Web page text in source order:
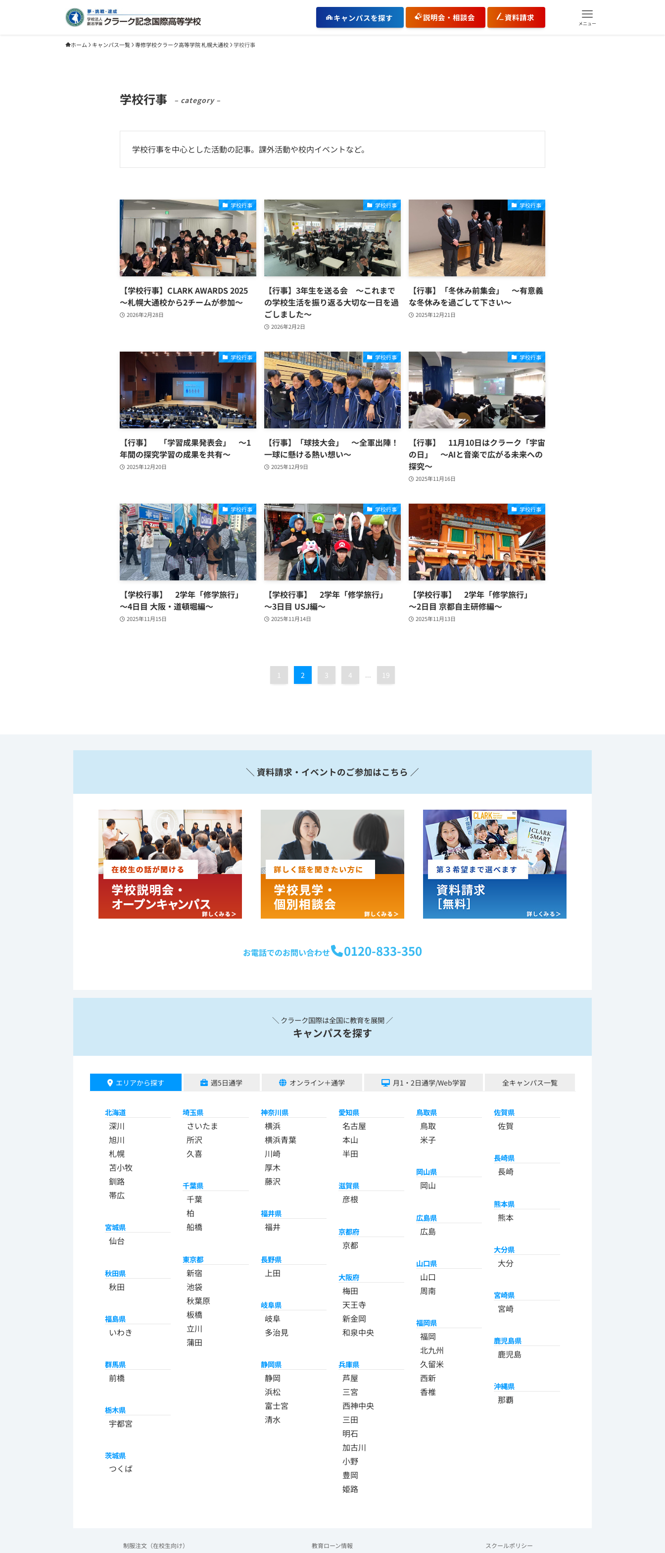
キャンパスを探す 説明会・相談会 資料請求
メニュー
ホーム キャンパス一覧 専修学校クラーク高等学院 札幌大通校 学校行事
学校行事 – category –
学校行事を中心とした活動の記事。課外活動や校内イベントなど。
学校行事
【学校行事】CLARK AWARDS 2025
～札幌大通校から2チームが参加～
2026年2月28日
学校行事
【行事】3年生を送る会 ～これまで
の学校生活を振り返る大切な一日を過
ごしました～
2026年2月2日
学校行事
【行事】「冬休み前集会」 ～有意義
な冬休みを過ごして下さい～
2025年12月21日
学校行事
【行事】 「学習成果発表会」 ～1
年間の探究学習の成果を共有～
2025年12月20日
学校行事
【行事】「球技大会」 ～全軍出陣！
一球に懸ける熱い想い～
2025年12月9日
学校行事
【行事】 11月10日はクラーク「宇宙
の日」 ～AIと音楽で広がる未来への
探究～
2025年11月16日
学校行事
【学校行事】 2学年「修学旅行」
～4日目 大阪・道頓堀編～
2025年11月15日
学校行事
【学校行事】 2学年「修学旅行」
～3日目 USJ編～
2025年11月14日
学校行事
【学校行事】 2学年「修学旅行」
～2日目 京都自主研修編～
2025年11月13日
1 2 3 4 ... 19
＼ 資料請求・イベントのご参加はこちら ／
お電話でのお問い合わせ 0120-833-350
＼ クラーク国際は全国に教育を展開 ／
キャンパスを探す
エリアから探す 週5日通学 オンライン＋通学 月1・2日通学/Web学習 全キャンパス一覧
北海道
深川
旭川
札幌
苫小牧
釧路
帯広
宮城県
仙台
秋田県
秋田
福島県
いわき
群馬県
前橋
栃木県
宇都宮
茨城県
つくば
埼玉県
さいたま
所沢
久喜
千葉県
千葉
柏
船橋
東京都
新宿
池袋
秋葉原
板橋
立川
蒲田
神奈川県
横浜
横浜青葉
川崎
厚木
藤沢
福井県
福井
長野県
上田
岐阜県
岐阜
多治見
静岡県
静岡
浜松
富士宮
清水
愛知県
名古屋
本山
半田
滋賀県
彦根
京都府
京都
大阪府
梅田
天王寺
新金岡
和泉中央
兵庫県
芦屋
三宮
西神中央
三田
明石
加古川
小野
豊岡
姫路
鳥取県
鳥取
米子
岡山県
岡山
広島県
広島
山口県
山口
周南
福岡県
福岡
北九州
久留米
西新
香椎
佐賀県
佐賀
長崎県
長崎
熊本県
熊本
大分県
大分
宮崎県
宮崎
鹿児島県
鹿児島
沖縄県
那覇
制服注文（在校生向け） 教育ローン情報 スクールポリシー